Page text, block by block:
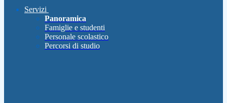
Servizi
Panoramica
Famiglie e studenti
Personale scolastico
Percorsi di studio